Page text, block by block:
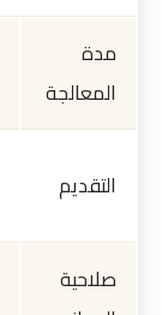
مدة
المعالجة
التقديم
صلاحية